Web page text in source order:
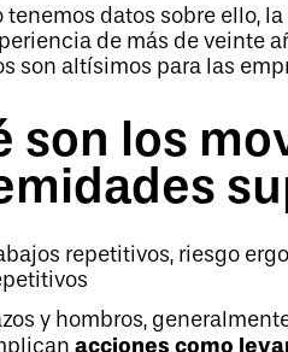
tenemos datos sobre ello,
de más de veinte
son altísimos para las
son los
y hombros,
acciones como